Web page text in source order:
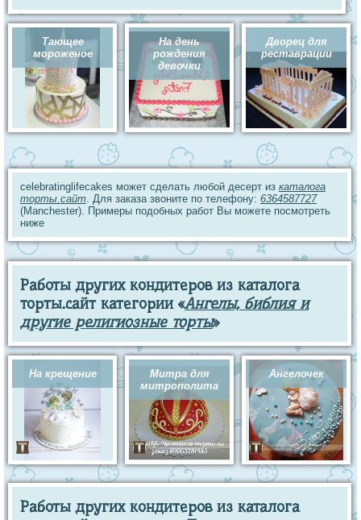
Тающее
мороженое
На день
рождения
девочки
Дворец для
реставрации
celebratinglifecakes может сделать любой десерт из каталога
торты.сайт . Для заказа звоните по телефону: 6364587727
(Manchester). Примеры подобных работ Вы можете посмотреть
ниже
Работы других кондитеров из каталога
торты.сайт категории «Ангелы, библия и
другие религиозные торты»
На крещение
Митра для
митрополита
Ангелочек
Работы других кондитеров из каталога